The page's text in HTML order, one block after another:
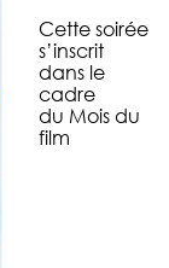
Cette soirée
s’inscrit
dans le
cadre
du Mois du
film